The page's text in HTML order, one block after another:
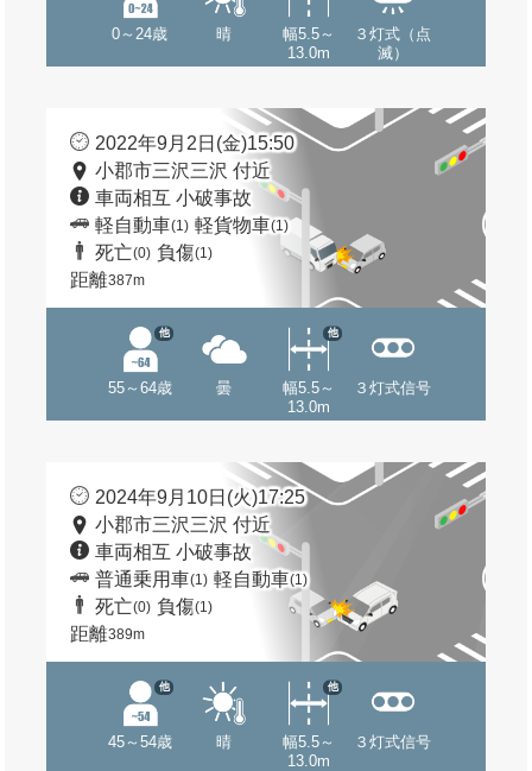
0～24歳 晴
幅5.5～
13.0m
３灯式（点
滅）
2022年9月2日(金)15:50
小郡市三沢三沢 付近
車両相互 小破事故
軽自動車(1) 軽貨物車(1)
死亡(0) 負傷(1)
距離387m
55～64歳
他
曇
幅5.5～
13.0m
他
３灯式信号
2024年9月10日(火)17:25
小郡市三沢三沢 付近
車両相互 小破事故
普通乗用車(1) 軽自動車(1)
死亡(0) 負傷(1)
距離389m
45～54歳
他
晴
幅5.5～
13.0m
他
３灯式信号